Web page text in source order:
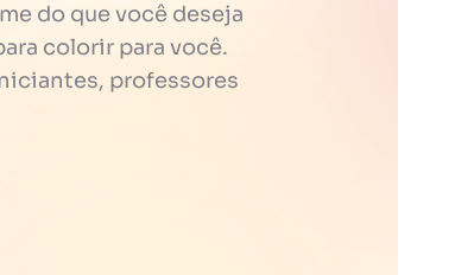
do que você deseja
colorir para você.
professores